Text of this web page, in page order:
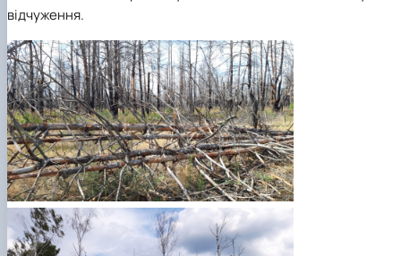
відчуження.